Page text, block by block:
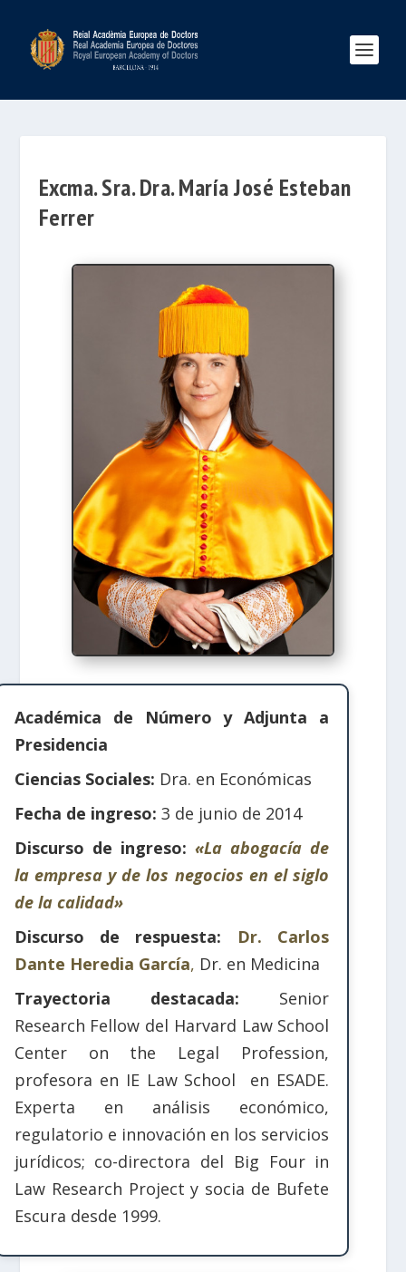
Excma. Sra. Dra. María José Esteban
Ferrer
Académica de Número y Adjunta a
Presidencia
Ciencias Sociales: Dra. en Económicas
Fecha de ingreso: 3 de junio de 2014
Discurso de ingreso:«La abogacía de
la empresa y de los negocios en el siglo
de la calidad»
Discurso de respuesta: Dr. Carlos
Dante Heredia García, Dr. en Medicina
Trayectoria destacada: Senior
Research Fellow del Harvard Law School
Center on the Legal Profession,
profesora en IE Law School en ESADE.
Experta en análisis económico,
regulatorio e innovación en los servicios
jurídicos; co-directora del Big Four in
Law Research Project y socia de Bufete
Escura desde 1999.